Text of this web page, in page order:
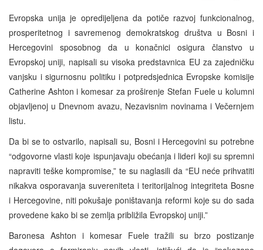
Evropska unija je opredijeljena da potiče razvoj funkcionalnog,
prosperitetnog i savremenog demokratskog društva u Bosni i
Hercegovini sposobnog da u konačnici osigura članstvo u
Evropskoj uniji, napisali su visoka predstavnica EU za zajedničku
vanjsku i sigurnosnu politiku i potpredsjednica Evropske komisije
Catherine Ashton i komesar za proširenje Stefan Fuele u kolumni
objavljenoj u Dnevnom avazu, Nezavisnim novinama i Večernjem
listu.
Da bi se to ostvarilo, napisali su, Bosni i Hercegovini su potrebne
“odgovorne vlasti koje ispunjavaju obećanja i lideri koji su spremni
napraviti teške kompromise,” te su naglasili da “EU neće prihvatiti
nikakva osporavanja suvereniteta i teritorijalnog integriteta Bosne
i Hercegovine, niti pokušaje poništavanja reformi koje su do sada
provedene kako bi se zemlja približila Evropskoj uniji.”
Baronesa Ashton i komesar Fuele tražili su brzo postizanje